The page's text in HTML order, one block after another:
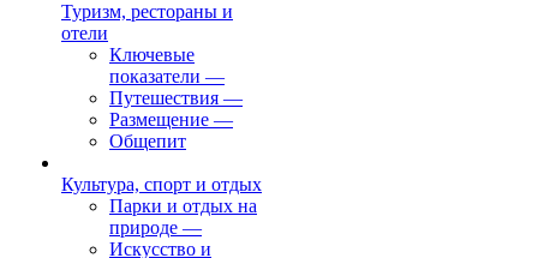
Туризм, рестораны и
отели
Ключевые
показатели —
Путешествия —
Размещение —
Общепит
Культура, спорт и отдых
Парки и отдых на
природе —
Искусство и